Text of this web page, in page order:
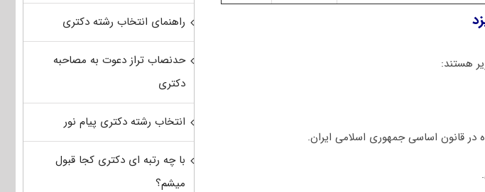
هستند:
راهنمای انتخاب رشته دکتری
حدنصاب تراز دعوت به مصاحبه
دکتری
انتخاب رشته دکتری پیام نور
با چه رتبه ای دکتری کجا قبول
میشم؟